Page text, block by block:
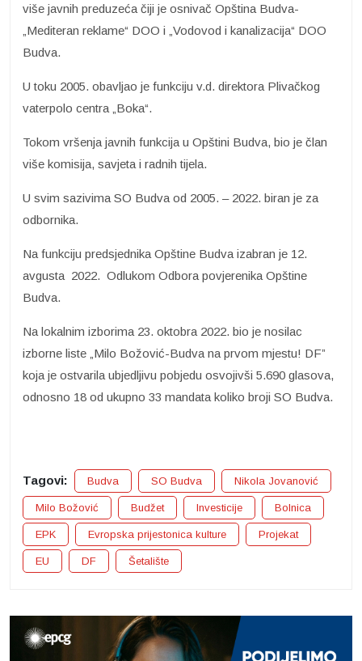
više javnih preduzeća čiji je osnivač Opština Budva-
„Mediteran reklame“ DOO i „Vodovod i kanalizacija“ DOO
Budva.
U toku 2005. obavljao je funkciju v.d. direktora Plivačkog
vaterpolo centra „Boka“.
Tokom vršenja javnih funkcija u Opštini Budva, bio je član
više komisija, savjeta i radnih tijela.
U svim sazivima SO Budva od 2005. – 2022. biran je za
odbornika.
Na funkciju predsjednika Opštine Budva izabran je 12.
avgusta 2022. Odlukom Odbora povjerenika Opštine
Budva.
Na lokalnim izborima 23. oktobra 2022. bio je nosilac
izborne liste „Milo Božović-Budva na prvom mjestu! DF”
koja je ostvarila ubjedljivu pobjedu osvojivši 5.690 glasova,
odnosno 18 od ukupno 33 mandata koliko broji SO Budva.
Tagovi: Budva SO Budva Nikola Jovanović
Milo Božović Budžet Investicije Bolnica
EPK Evropska prijestonica kulture Projekat
EU DF Šetalište